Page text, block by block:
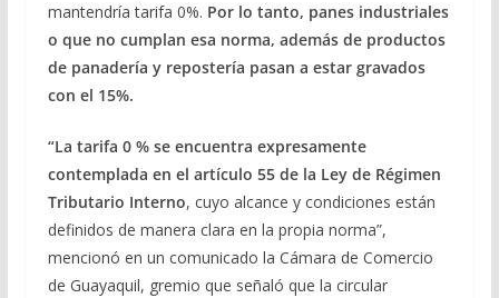
mantendría tarifa 0%. Por lo tanto, panes industriales
o que no cumplan esa norma, además de productos
de panadería y repostería pasan a estar gravados
con el 15%.
“La tarifa 0 % se encuentra expresamente
contemplada en el artículo 55 de la Ley de Régimen
Tributario Interno, cuyo alcance y condiciones están
definidos de manera clara en la propia norma”,
mencionó en un comunicado la Cámara de Comercio
de Guayaquil, gremio que señaló que la circular